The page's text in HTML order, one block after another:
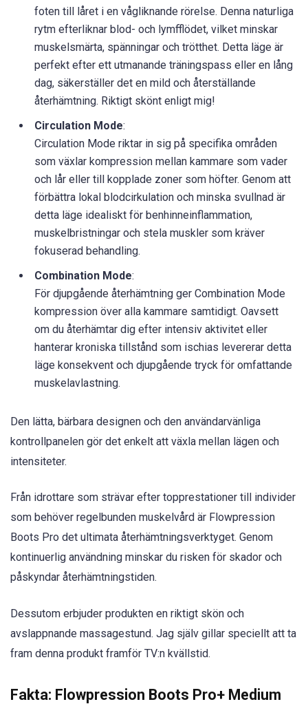
foten till låret i en vågliknande rörelse. Denna naturliga
rytm efterliknar blod- och lymfflödet, vilket minskar
muskelsmärta, spänningar och trötthet. Detta läge är
perfekt efter ett utmanande träningspass eller en lång
dag, säkerställer det en mild och återställande
återhämtning. Riktigt skönt enligt mig!
Circulation Mode:
Circulation Mode riktar in sig på specifika områden
som växlar kompression mellan kammare som vader
och lår eller till kopplade zoner som höfter. Genom att
förbättra lokal blodcirkulation och minska svullnad är
detta läge idealiskt för benhinneinflammation,
muskelbristningar och stela muskler som kräver
fokuserad behandling.
Combination Mode:
För djupgående återhämtning ger Combination Mode
kompression över alla kammare samtidigt. Oavsett
om du återhämtar dig efter intensiv aktivitet eller
hanterar kroniska tillstånd som ischias levererar detta
läge konsekvent och djupgående tryck för omfattande
muskelavlastning.
Den lätta, bärbara designen och den användarvänliga
kontrollpanelen gör det enkelt att växla mellan lägen och
intensiteter.
Från idrottare som strävar efter topprestationer till individer
som behöver regelbunden muskelvård är Flowpression
Boots Pro det ultimata återhämtningsverktyget. Genom
kontinuerlig användning minskar du risken för skador och
påskyndar återhämtningstiden.
Dessutom erbjuder produkten en riktigt skön och
avslappnande massagestund. Jag själv gillar speciellt att ta
fram denna produkt framför TV:n kvällstid.
Fakta: Flowpression Boots Pro+ Medium